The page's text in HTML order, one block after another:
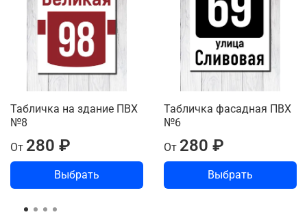
Табличка на здание ПВХ
№8
От 280 ₽
Выбрать
Табличка фасадная ПВХ
№6
От 280 ₽
Выбрать